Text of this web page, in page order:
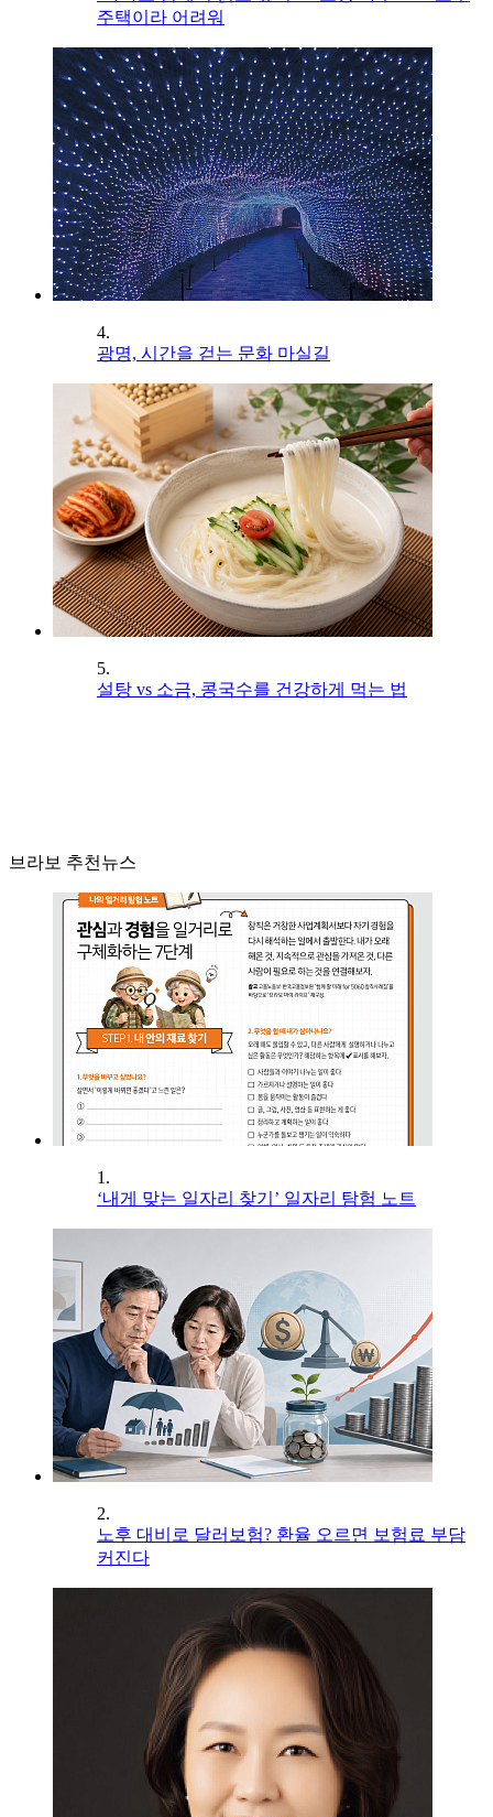
주택이라 어려워
4.
광명, 시간을 걷는 문화 마실길
5.
설탕 vs 소금, 콩국수를 건강하게 먹는 법
브라보 추천뉴스
1.
‘내게 맞는 일자리 찾기’ 일자리 탐험 노트
2.
노후 대비로 달러보험? 환율 오르면 보험료 부담
커진다